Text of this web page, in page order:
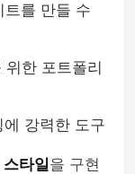
트를 만들 수
위한 포트폴리
강력한 도구
타일을 구현